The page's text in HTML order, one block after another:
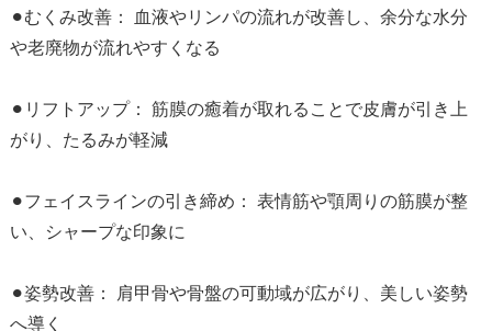
⚫︎むくみ改善： 血液やリンパの流れが改善し、余分な水分
や老廃物が流れやすくなる
⚫︎リフトアップ： 筋膜の癒着が取れることで皮膚が引き上
がり、たるみが軽減
⚫︎フェイスラインの引き締め： 表情筋や顎周りの筋膜が整
い、シャープな印象に
⚫︎姿勢改善： 肩甲骨や骨盤の可動域が広がり、美しい姿勢
へ導く